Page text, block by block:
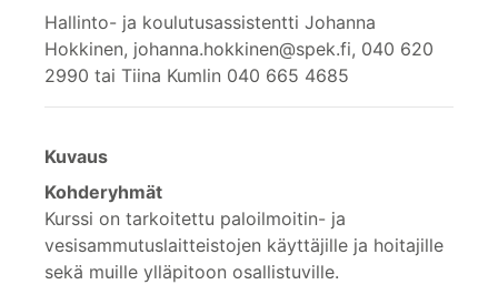
Hallinto- ja koulutusassistentti Johanna
Hokkinen, johanna.hokkinen@spek.fi, 040 620
2990 tai Tiina Kumlin 040 665 4685
Kuvaus
Kohderyhmät
Kurssi on tarkoitettu paloilmoitin- ja
vesisammutuslaitteistojen käyttäjille ja hoitajille
sekä muille ylläpitoon osallistuville.